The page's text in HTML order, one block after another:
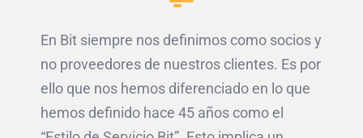
En Bit siempre nos definimos como socios y
no proveedores de nuestros clientes. Es por
ello que nos hemos diferenciado en lo que
hemos definido hace 45 años como el